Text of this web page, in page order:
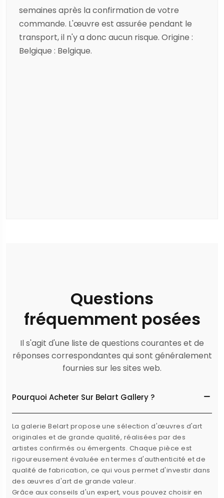
semaines après la confirmation de votre
commande. L'œuvre est assurée pendant le
transport, il n'y a donc aucun risque. Origine :
Belgique : Belgique.
Questions
fréquemment posées
Il s'agit d'une liste de questions courantes et de
réponses correspondantes qui sont généralement
fournies sur les sites web.
Pourquoi Acheter Sur Belart Gallery ?
La galerie Belart propose une sélection d'œuvres d'art
originales et de grande qualité, réalisées par des
artistes confirmés ou émergents. Chaque pièce est
rigoureusement évaluée en termes d'authenticité et de
qualité de fabrication, ce qui vous permet d'investir dans
des œuvres d'art de grande valeur.
Grâce aux conseils d'un expert, vous pouvez choisir en